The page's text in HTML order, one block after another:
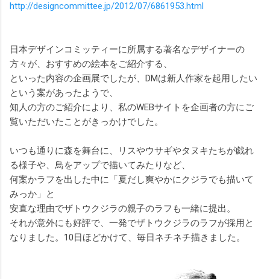
http://designcommittee.jp/2012/07/6861953.html
日本デザインコミッティーに所属する著名なデザイナーの
方々が、おすすめの絵本をご紹介する、
といった内容の企画展でしたが、DMは新人作家を起用したい
という案があったようで、
知人の方のご紹介により、私のWEBサイトを企画者の方にご
覧いただいたことがきっかけでした。
いつも通りに森を舞台に、リスやウサギやタヌキたちが戯れ
る様子や、鳥をアップで描いてみたりなど、
何案かラフを出した中に「夏だし爽やかにクジラでも描いて
みっか」と
安直な理由でザトウクジラの親子のラフも一緒に提出。
それが意外にも好評で、一発でザトウクジラのラフが採用と
なりました。10日ほどかけて、毎日ネチネチ描きました。